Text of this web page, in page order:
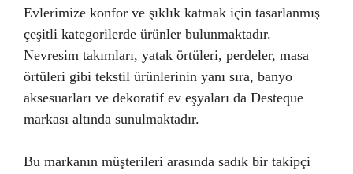
Evlerimize konfor ve şıklık katmak için tasarlanmış
çeşitli kategorilerde ürünler bulunmaktadır.
Nevresim takımları, yatak örtüleri, perdeler, masa
örtüleri gibi tekstil ürünlerinin yanı sıra, banyo
aksesuarları ve dekoratif ev eşyaları da Desteque
markası altında sunulmaktadır.
Bu markanın müşterileri arasında sadık bir takipçi